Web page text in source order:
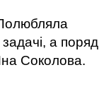
а поряд
Соколова.